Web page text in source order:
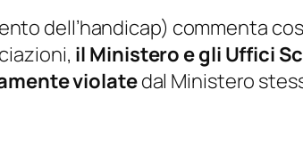
dell’handicap) commenta
il Ministero e gli Uffici
violatedal Ministero